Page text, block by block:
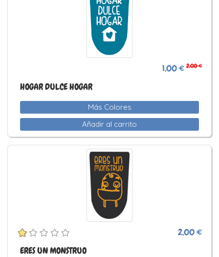
1,00 € 2,00 €
HOGAR DULCE HOGAR
Más Colores
Añadir al carrito
2,00 €
ERES UN MONSTRUO